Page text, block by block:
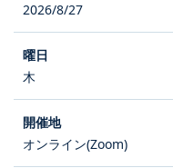
2026/8/27
木
オンライン(Zoom)